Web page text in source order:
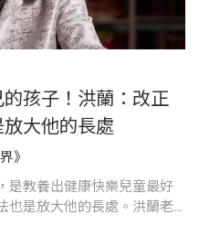
孩子！洪蘭：改正
大他的長處
》
是教養出健康快樂兒童最好
也是放大他的長處。洪蘭老
，從「教之聲」、「養之